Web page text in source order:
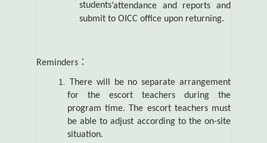
students’attendance and reports and
submit to OICC office upon returning.
Reminders ：
There will be no separate arrangement
for the escort teachers during the
program time. The escort teachers must
be able to adjust according to the on-site
situation.